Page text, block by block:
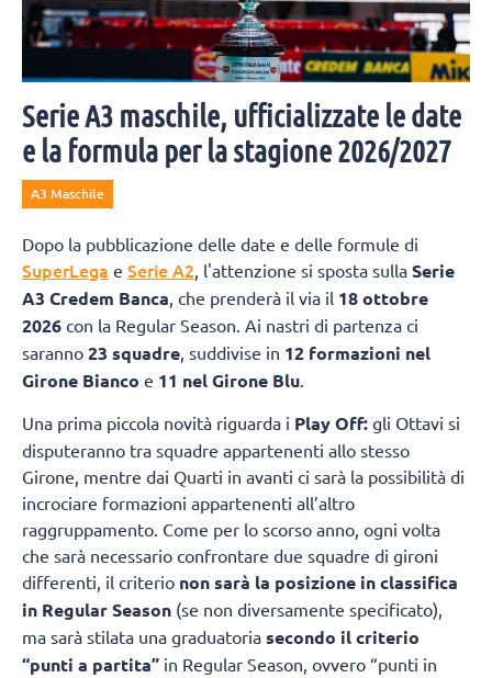
Serie A3 maschile, ufficializzate le date
e la formula per la stagione 2026/2027
A3 Maschile
Dopo la pubblicazione delle date e delle formule di
SuperLega e Serie A2 , l'attenzione si sposta sulla Serie
A3 Credem Banca , che prenderà il via il 18 ottobre
2026 con la Regular Season. Ai nastri di partenza ci
saranno 23 squadre , suddivise in 12 formazioni nel
Girone Bianco e 11 nel Girone Blu
Una prima piccola novità riguarda i Play Off: gli Ottavi si
disputeranno tra squadre appartenenti allo stesso
Girone, mentre dai Quarti in avanti ci sarà la possibilità di
incrociare formazioni appartenenti all’altro
raggruppamento. Come per lo scorso anno, ogni volta
che sarà necessario confrontare due squadre di gironi
differenti, il criterio non sarà la posizione in classifica
in Regular Season (se non diversamente specificato),
ma sarà stilata una graduatoria secondo il criterio
“punti a partita” in Regular Season, ovvero “punti in